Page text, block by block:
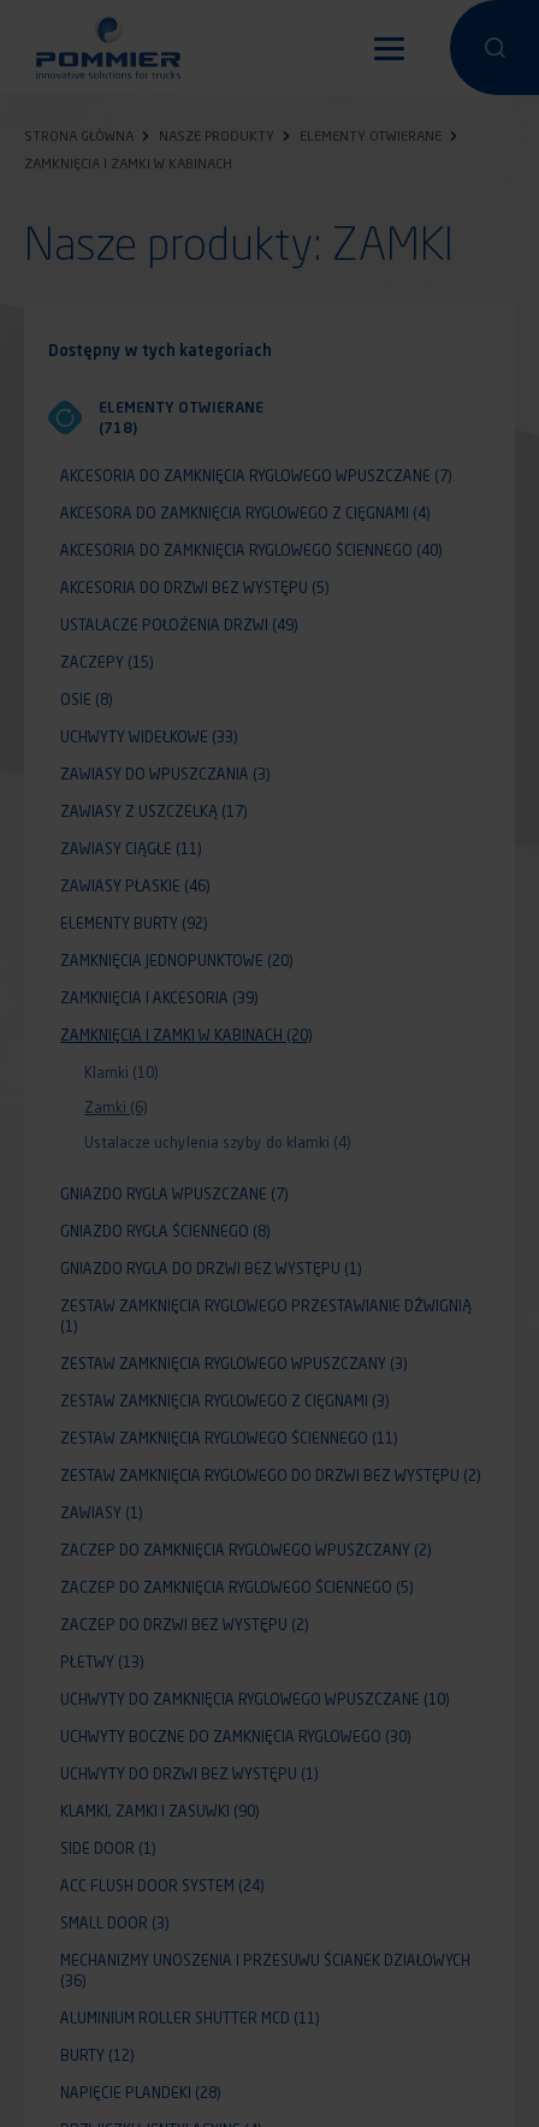
treści
STRONA GŁÓWNA NASZE PRODUKTY
ELEMENTY OTWIERANE
ZAMKNIĘCIA I ZAMKI W KABINACH
Nasze produkty: ZAMKI
Dostępny w tych kategoriach
ELEMENTY OTWIERANE
(718)
AKCESORIA DO ZAMKNIĘCIA RYGLOWEGO WPUSZCZANE (7)
AKCESORA DO ZAMKNIĘCIA RYGLOWEGO Z CIĘGNAMI (4)
AKCESORIA DO ZAMKNIĘCIA RYGLOWEGO ŚCIENNEGO (40)
AKCESORIA DO DRZWI BEZ WYSTĘPU (5)
USTALACZE POŁOŻENIA DRZWI (49)
ZACZEPY (15)
OSIE (8)
UCHWYTY WIDEŁKOWE (33)
ZAWIASY DO WPUSZCZANIA (3)
ZAWIASY Z USZCZELKĄ (17)
ZAWIASY CIĄGŁE (11)
ZAWIASY PŁASKIE (46)
ELEMENTY BURTY (92)
ZAMKNIĘCIA JEDNOPUNKTOWE (20)
ZAMKNIĘCIA I AKCESORIA (39)
ZAMKNIĘCIA I ZAMKI W KABINACH (20)
Klamki (10)
Zamki (6)
Ustalacze uchylenia szyby do klamki (4)
GNIAZDO RYGLA WPUSZCZANE (7)
GNIAZDO RYGLA ŚCIENNEGO (8)
GNIAZDO RYGLA DO DRZWI BEZ WYSTĘPU (1)
ZESTAW ZAMKNIĘCIA RYGLOWEGO PRZESTAWIANIE DŹWIGNIĄ
(1)
ZESTAW ZAMKNIĘCIA RYGLOWEGO WPUSZCZANY (3)
ZESTAW ZAMKNIĘCIA RYGLOWEGO Z CIĘGNAMI (3)
ZESTAW ZAMKNIĘCIA RYGLOWEGO ŚCIENNEGO (11)
ZESTAW ZAMKNIĘCIA RYGLOWEGO DO DRZWI BEZ WYSTĘPU (2)
ZAWIASY (1)
ZACZEP DO ZAMKNIĘCIA RYGLOWEGO WPUSZCZANY (2)
ZACZEP DO ZAMKNIĘCIA RYGLOWEGO ŚCIENNEGO (5)
ZACZEP DO DRZWI BEZ WYSTĘPU (2)
PŁETWY (13)
UCHWYTY DO ZAMKNIĘCIA RYGLOWEGO WPUSZCZANE (10)
UCHWYTY BOCZNE DO ZAMKNIĘCIA RYGLOWEGO (30)
UCHWYTY DO DRZWI BEZ WYSTĘPU (1)
KLAMKI, ZAMKI I ZASUWKI (90)
SIDE DOOR (1)
ACC FLUSH DOOR SYSTEM (24)
SMALL DOOR (3)
MECHANIZMY UNOSZENIA I PRZESUWU ŚCIANEK DZIAŁOWYCH
(36)
ALUMINIUM ROLLER SHUTTER MCD (11)
BURTY (12)
NAPIĘCIE PLANDEKI (28)